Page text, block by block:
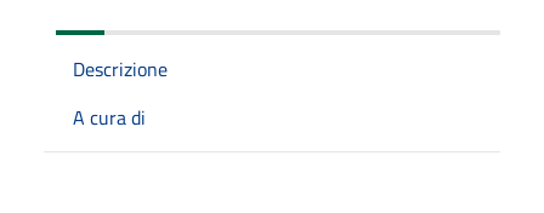
Descrizione
A cura di